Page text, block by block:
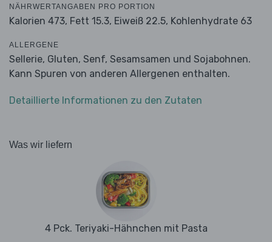
NÄHRWERTANGABEN PRO PORTION
Kalorien 473, Fett 15.3, Eiweiß 22.5, Kohlenhydrate 63
ALLERGENE
Sellerie, Gluten, Senf, Sesamsamen und Sojabohnen.
Kann Spuren von anderen Allergenen enthalten.
Detaillierte Informationen zu den Zutaten
Was wir liefern
4 Pck. Teriyaki-Hähnchen mit Pasta